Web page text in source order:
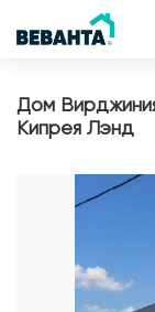
Дом
Кипрея Лэнд